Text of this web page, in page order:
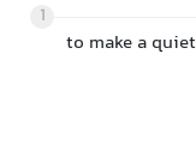
1
to make a